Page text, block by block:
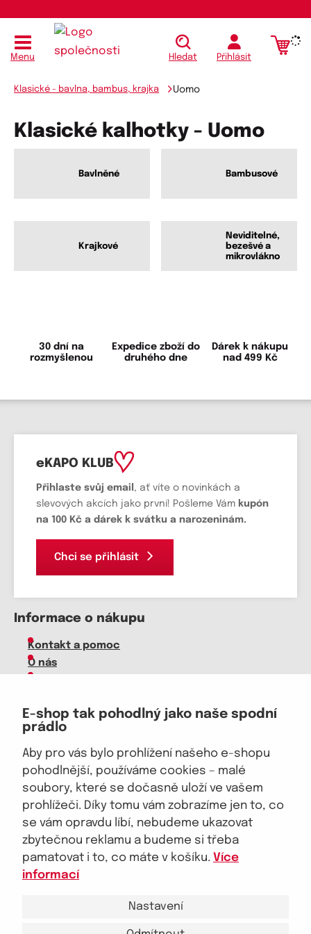
E-shop tak pohodlný jako naše spodní
prádlo
Aby pro vás bylo prohlížení našeho e-shopu
pohodlnější, používáme cookies – malé
soubory, které se dočasně uloží ve vašem
prohlížeči. Díky tomu vám zobrazíme jen to, co
se vám opravdu líbí, nebudeme ukazovat
zbytečnou reklamu a budeme si třeba
pamatovat i to, co máte v košíku. Více
informací
Nastavení
Menu Hledat Přihlásit
Klasické - bavlna, bambus, krajka Uomo
Klasické kalhotky - Uomo
Bavlněné Bambusové
Krajkové
Neviditelné,
bezešvé a
mikrovlákno
30 dní na
rozmyšlenou
Expedice zboží do
druhého dne
Dárek k nákupu
nad 499 Kč
eKAPO KLUB
Přihlaste svůj email , ať víte o novinkách a
slevových akcích jako první! Pošleme Vám kupón
na 100 Kč a dárek k svátku a narozeninám.
Chci se přihlásit
Informace o nákupu
Kontakt a pomoc
O nás
Velkoobchod
Vrácení zboží, reklamace
Obchodní podmínky
Průvodce spokojené ženy
Staňte se naším fanouškem
Jsme důvěryhodný obchod